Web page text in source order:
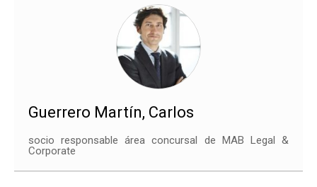
Guerrero Martín, Carlos
socio responsable área concursal de MAB Legal &
Corporate